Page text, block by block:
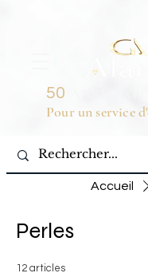
50
Pour un service
Accueil
Perles
12 articles